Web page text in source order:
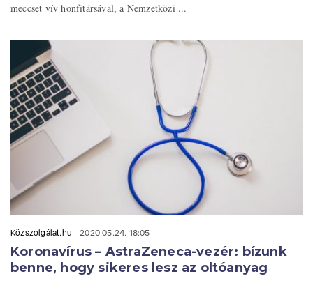
meccset vív honfitársával, a Nemzetközi ...
Közszolgálat.hu 2020.05.24. 18:05
Koronavírus – AstraZeneca-vezér: bízunk
benne, hogy sikeres lesz az oltóanyag